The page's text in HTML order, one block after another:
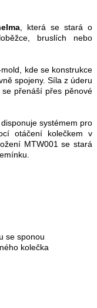
, která se stará o
bruslích nebo
kde se konstrukce
spojeny. Síla z úderu
přenáší přes pěnové
systémem pro
otáčení kolečkem v
MTW001 se stará
se sponou
kolečka